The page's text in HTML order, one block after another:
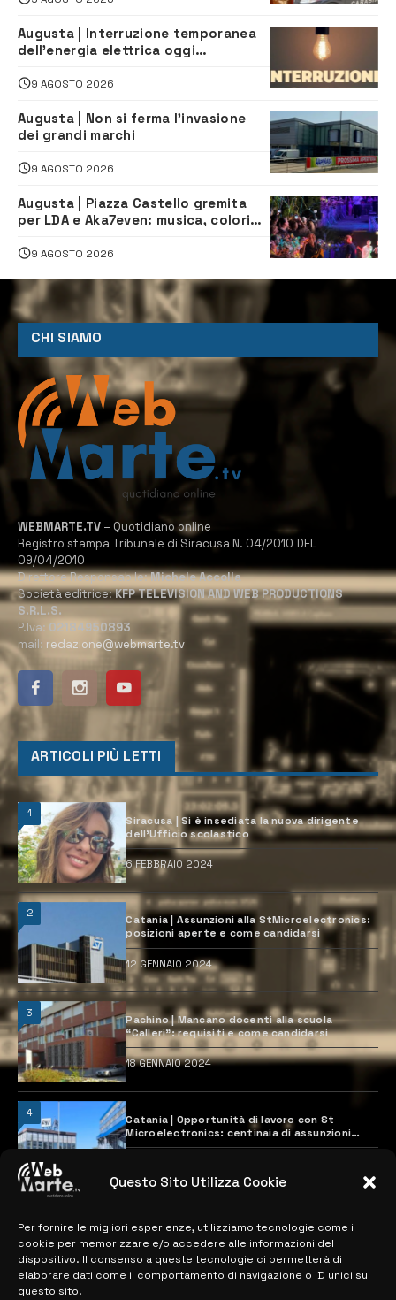
Questo Sito Utilizza Cookie
Per fornire le migliori esperienze, utilizziamo tecnologie come i
cookie per memorizzare e/o accedere alle informazioni del
dispositivo. Il consenso a queste tecnologie ci permetterà di
elaborare dati come il comportamento di navigazione o ID unici su
questo sito.
Augusta | Interruzione temporanea
dell’energia elettrica oggi
lavori
9 AGOSTO 2026
Augusta | Non si ferma l’invasione
dei grandi marchi
9 AGOSTO 2026
Augusta | Piazza Castello gremita
per LDA e Aka7even: musica, colori
9 AGOSTO 2026
CHI SIAMO
WEBMARTE.TV – Quotidiano online
Registro stampa Tribunale di Siracusa N. 04/2010 DEL
09/04/2010
Direttore Responsabile:Michele Accolla
Società editrice:KFP TELEVISION AND WEB PRODUCTIONS
S.R.L.S.
P.Iva: 02184950893
mail: redazione@webmarte.tv
ARTICOLI PIÙ LETTI
1
Siracusa | Si è insediata la nuova dirigente
dell’Ufficio scolastico
6 FEBBRAIO 2024
2
Catania | Assunzioni alla StMicroelectronics:
posizioni aperte e come candidarsi
12 GENNAIO 2024
3
Pachino | Mancano docenti alla scuola
“Calleri”: requisiti e come candidarsi
18 GENNAIO 2024
4
Catania | Opportunità di lavoro con St
Microelectronics: centinaia di assunzioni
previste
MAPPA DEL SITO
> NOTIZIE